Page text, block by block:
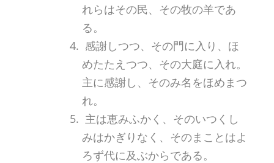
れらはその民、その牧の羊であ
る。
感謝しつつ、その門に入り、ほ
めたたえつつ、その大庭に入れ。
主に感謝し、そのみ名をほめまつ
れ。
主は恵みふかく、そのいつくし
みはかぎりなく、そのまことはよ
ろず代に及ぶからである。